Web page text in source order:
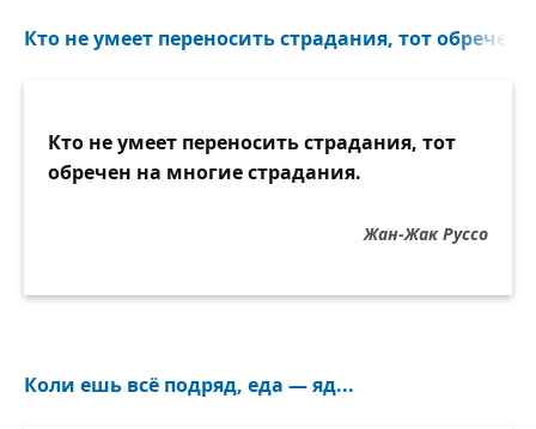
Кто не умеет переносить страдания, тот
Кто не умеет переносить страдания, тот
обречен на многие страдания.
Жан-Жак Руссо
Коли ешь всё подряд, еда — яд...